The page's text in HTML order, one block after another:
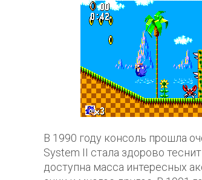
В 1990 году консоль прошла
System II стала здорово
доступна масса интересных